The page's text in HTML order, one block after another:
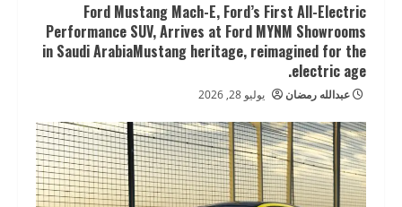
Ford Mustang Mach-E, Ford’s First All-Electric
Performance SUV, Arrives at Ford MYNM Showrooms
in Saudi ArabiaMustang heritage, reimagined for the
electric age.
عبدالله رمضان يوليو 28, 2026